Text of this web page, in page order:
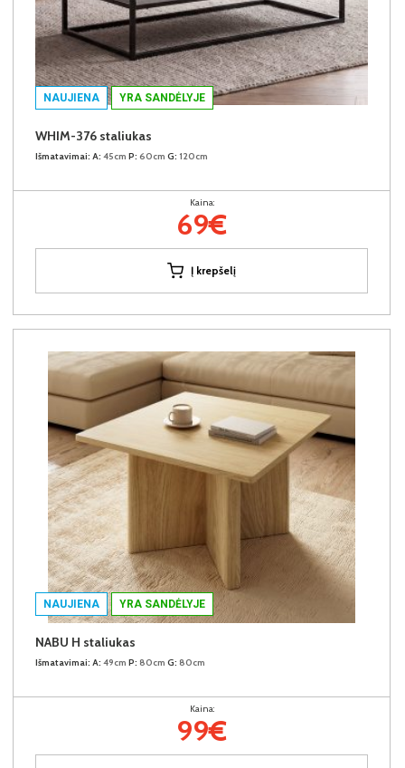
NAUJIENA YRA SANDĖLYJE
WHIM-376 staliukas
Išmatavimai: A: 45cm P: 60cm G: 120cm
Kaina:
69€
Į krepšelį
NAUJIENA YRA SANDĖLYJE
NABU H staliukas
Išmatavimai: A: 49cm P: 80cm G: 80cm
Kaina:
99€